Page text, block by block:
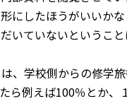
にしたほうがいいかな
いていないというこ
、学校側からの修学
ら例えば100％とか、